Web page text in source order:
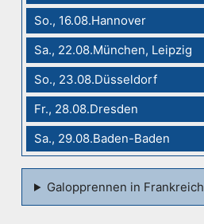
So., 16.08.Hannover
Sa., 22.08.München, Leipzig
So., 23.08.Düsseldorf
Fr., 28.08.Dresden
Sa., 29.08.Baden-Baden
Galopprennen in Frankreich